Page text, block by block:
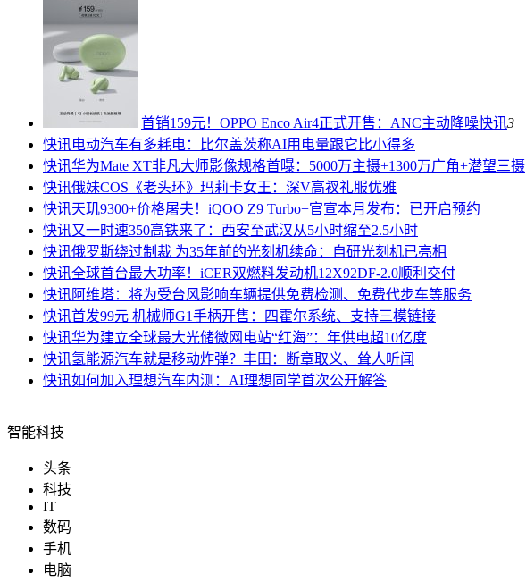
首销159元！OPPO Enco Air4正式开售：ANC主动降噪快讯3
快讯电动汽车有多耗电：比尔盖茨称AI用电量跟它比小得多
快讯华为Mate XT非凡大师影像规格首曝：5000万主摄+1300万广角+潜望三摄
快讯俄妹COS《老头环》玛莉卡女王：深V高衩礼服优雅
快讯天玑9300+价格屠夫！iQOO Z9 Turbo+官宣本月发布：已开启预约
快讯又一时速350高铁来了：西安至武汉从5小时缩至2.5小时
快讯俄罗斯绕过制裁 为35年前的光刻机续命：自研光刻机已亮相
快讯全球首台最大功率！iCER双燃料发动机12X92DF-2.0顺利交付
快讯阿维塔：将为受台风影响车辆提供免费检测、免费代步车等服务
快讯首发99元 机械师G1手柄开售：四霍尔系统、支持三模链接
快讯华为建立全球最大光储微网电站“红海”：年供电超10亿度
快讯氢能源汽车就是移动炸弹？丰田：断章取义、耸人听闻
快讯如何加入理想汽车内测：AI理想同学首次公开解答
智能科技
头条
科技
IT
数码
手机
电脑